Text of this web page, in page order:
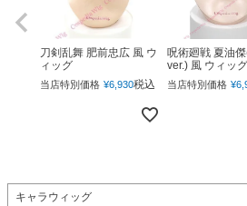
刀剣乱舞 肥前忠広 風 ウ
ィッグ
当店特別価格 ¥6,930税込
呪術廻戦 夏油
ver.) 風 ウィッグ
当店特別価格 ¥
キャラウィッグ